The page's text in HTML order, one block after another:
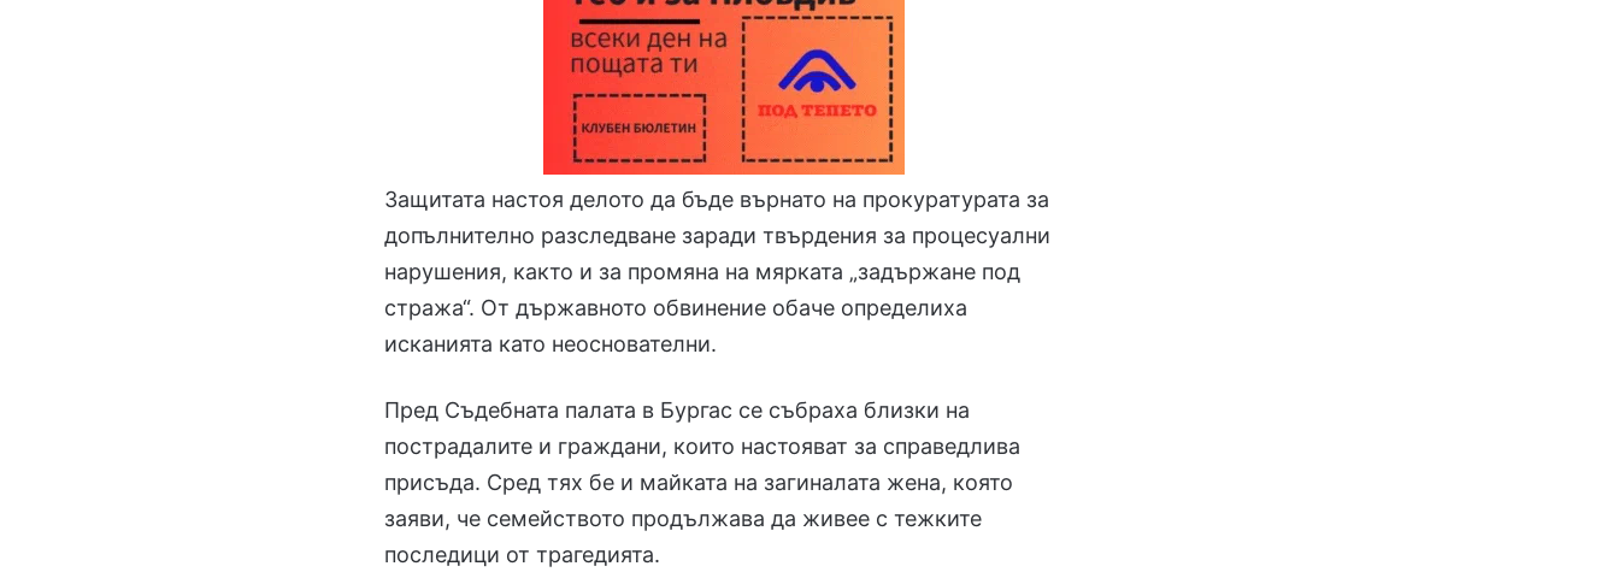
Защитата настоя делото да бъде върнато на прокуратурата за
допълнително разследване заради твърдения за процесуални
нарушения, както и за промяна на мярката „задържане под
стража“. От държавното обвинение обаче определиха
исканията като неоснователни.
Пред Съдебната палата в Бургас се събраха близки на
пострадалите и граждани, които настояват за справедлива
присъда. Сред тях бе и майката на загиналата жена, която
заяви, че семейството продължава да живее с тежките
последици от трагедията.